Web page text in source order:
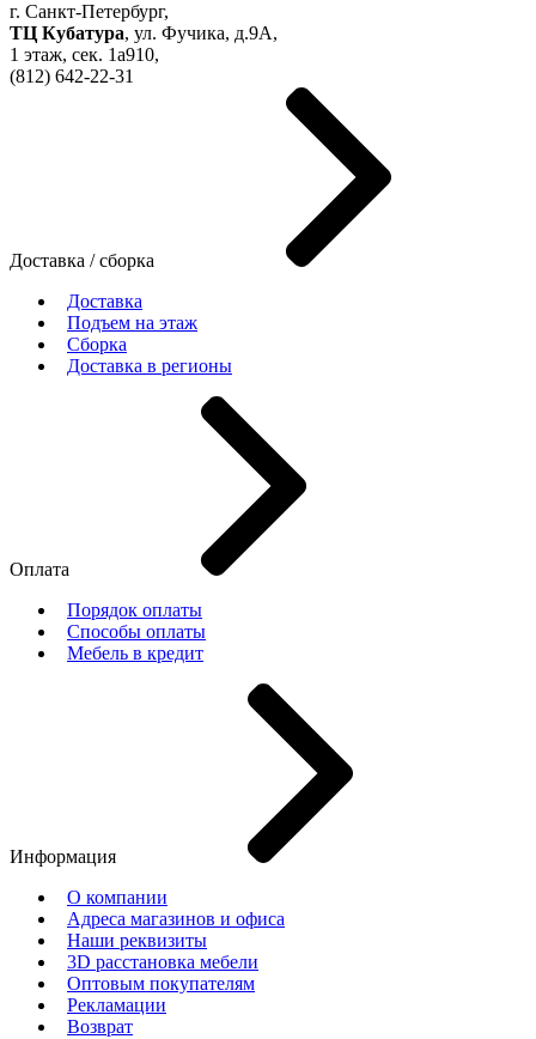
г. Санкт-Петербург,
ТЦ Кубатура, ул. Фучика, д.9А,
1 этаж, сек. 1a910,
(812) 642-22-31
Доставка / сборка
Доставка
Подъем на этаж
Сборка
Доставка в регионы
Оплата
Порядок оплаты
Способы оплаты
Мебель в кредит
Информация
О компании
Адреса магазинов и офиса
Наши реквизиты
3D расстановка мебели
Оптовым покупателям
Рекламации
Возврат